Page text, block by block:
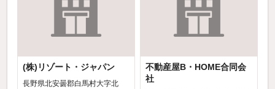
(株)リゾート・ジャパン
長野県北安曇郡白馬村大字北
不動産屋B・HOME合同会
社